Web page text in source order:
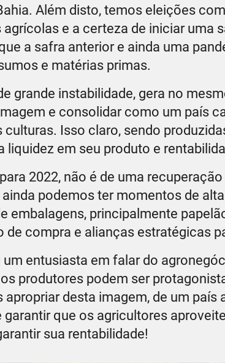
Além disto, temos eleições
e a certeza de iniciar uma
a safra anterior e ainda uma
e matérias primas.
grande instabilidade, gera no
e consolidar como um país
culturas. Isso claro, sendo
liquidez em seu produto e
2022, não é de uma
podemos ter momentos de
embalagens, principalmente
de compra e alianças estratégicas
entusiasta em falar do
produtores podem ser
apropriar desta imagem, de um
garantir que os agricultores
sua rentabilidade!